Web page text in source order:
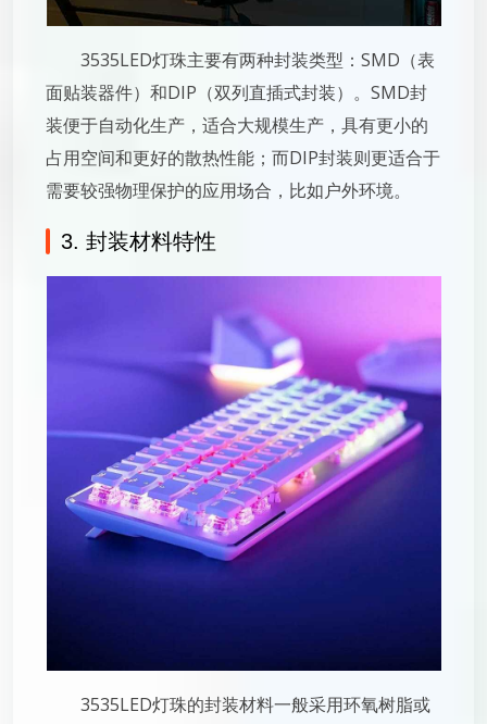
3535LED灯珠主要有两种封装类型：SMD（表
面贴装器件）和DIP（双列直插式封装）。SMD封
装便于自动化生产，适合大规模生产，具有更小的
占用空间和更好的散热性能；而DIP封装则更适合于
需要较强物理保护的应用场合，比如户外环境。
3. 封装材料特性
3535LED灯珠的封装材料一般采用环氧树脂或